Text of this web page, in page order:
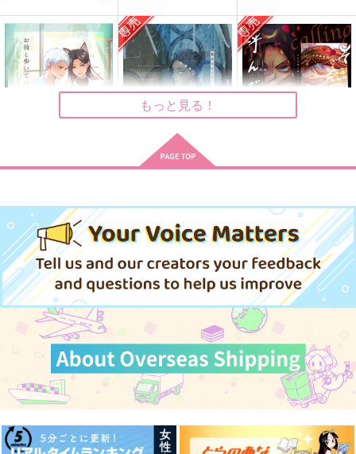
おはなし3
やとけい
944円 （税込）
ジャミル×カリム
魔法なんてなくても
Altair
1,887円（税込）
カリム×ジャミル
サンプル
作品詳細
遊園地に行くジャカ
magical shine
660円 （税込）
ジャミル×カリム
つまんで、おろして、
うけとめて
tondemo1/2
629円（税込）
サンプル
たのしぃカリジャミ
TEAM HARAPEKO
1,100 円（税込）
カリム×ジャミル
サンプル
おはなし 上・下
やとけい
円（税込）
ジャミル×カリム
サンプル
に カリジャミでキャ
ットバース 2
藤棚とベンチ
770円（税込）
その他
カリム×ジャミル
サンプル
カート
Altair
専売 1,887円（税込）
カリム×ジャミル
サンプル
ない
GAL8
944円 （税込）
その他
カリム×ジャミル
サンプル
もっと見る！